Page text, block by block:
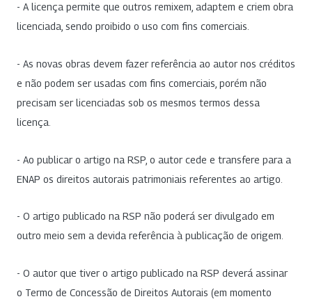
- A licença permite que outros remixem, adaptem e criem obra
licenciada, sendo proibido o uso com fins comerciais.
- As novas obras devem fazer referência ao autor nos créditos
e não podem ser usadas com fins comerciais, porém não
precisam ser licenciadas sob os mesmos termos dessa
licença.
- Ao publicar o artigo na RSP, o autor cede e transfere para a
ENAP os direitos autorais patrimoniais referentes ao artigo.
- O artigo publicado na RSP não poderá ser divulgado em
outro meio sem a devida referência à publicação de origem.
- O autor que tiver o artigo publicado na RSP deverá assinar
o Termo de Concessão de Direitos Autorais (em momento